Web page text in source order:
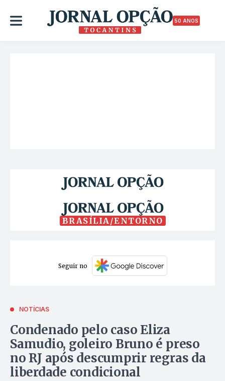
50 ANOS
BRASÍLIA/ENTORNO
Seguir no
NOTÍCIAS
Condenado pelo caso Eliza
Samudio, goleiro Bruno é preso
no RJ após descumprir regras da
liberdade condicional